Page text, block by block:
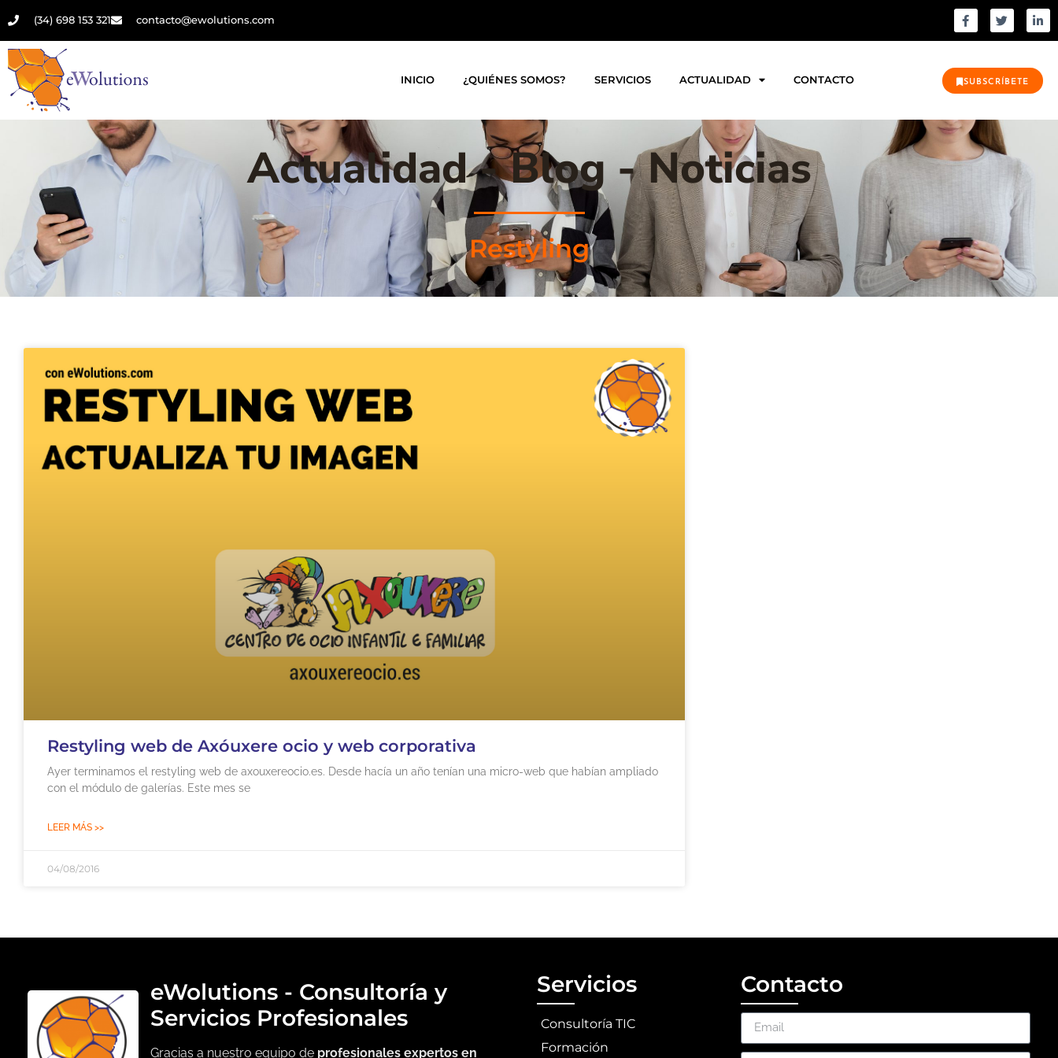
(34) 698 153 321 contacto@ewolutions.com
INICIO ¿QUIÉNES SOMOS? SERVICIOS ACTUALIDAD CONTACTO SUBSCRÍBETE
Actualidad - Blog - Noticias
Restyling
Restyling web de Axóuxere ocio y web corporativa
Ayer terminamos el restyling web de axouxereocio.es. Desde hacía un año tenían una micro-web que habían ampliado
con el módulo de galerías. Este mes se
LEER MÁS >>
04/08/2016
eWolutions - Consultoría y
Servicios Profesionales
Gracias a nuestro equipo de profesionales expertos en
Servicios
Consultoría TIC
Formación
Contacto